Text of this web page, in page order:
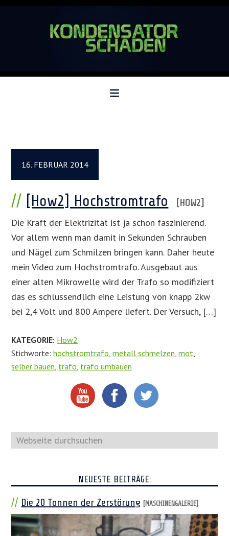
Hauptnavigation
16. FEBRUAR 2014
[How2] Hochstromtrafo
Die Kraft der Elektrizität ist ja schon faszinierend.
Vor allem wenn man damit in Sekunden Schrauben
und Nägel zum Schmilzen bringen kann. Daher heute
mein Video zum Hochstromtrafo. Ausgebaut aus
einer alten Mikrowelle wird der Trafo so modifiziert
das es schlussendlich eine Leistung von knapp 2kw
bei 2,4 Volt und 800 Ampere liefert. Der Versuch, […]
KATEGORIE: How2
Stichworte:hochstromtrafo,metall schmelzen,mot,
selber bauen, trafo, trafo umbauen
Webseite
durchsuchen
NEUESTE BEITRÄGE:
Die 20 Tonnen der Zerstörung [MASCHINENGALERIE]